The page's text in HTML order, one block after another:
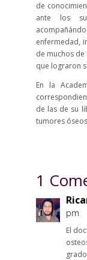
de
ante los
enfermedad,
de muchos
que lograron
En la
de las de su
tumores
1
pm
El